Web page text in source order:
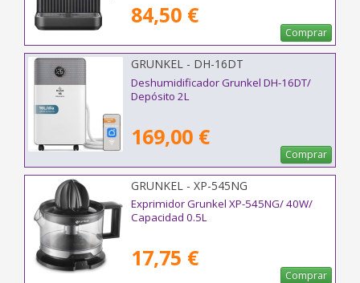
84,50 €
Comprar
GRUNKEL - DH-16DT
Deshumidificador Grunkel DH-16DT/
Depósito 2L
169,00 €
Comprar
GRUNKEL - XP-545NG
Exprimidor Grunkel XP-545NG/ 40W/
Capacidad 0.5L
17,75 €
Comprar